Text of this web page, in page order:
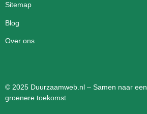
Sitemap
Blog
Over ons
© 2025 Duurzaamweb.nl – Samen naar een
groenere toekomst